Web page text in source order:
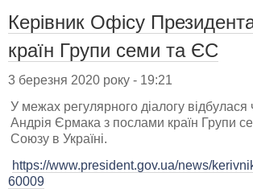
Керівник Офісу
країн Групи семи та ЄС
3 березня 2020 року - 19:21
У межах регулярного діалогу відбулася
Андрія Єрмака з послами країн Групи
Союзу в Україні.
https://www.president.gov.ua/news/
60009